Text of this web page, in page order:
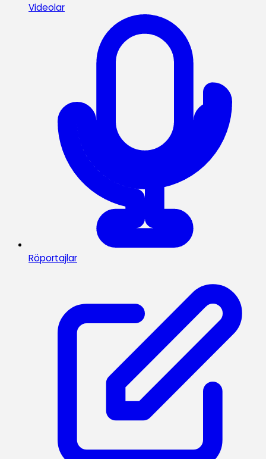
Videolar
Röportajlar